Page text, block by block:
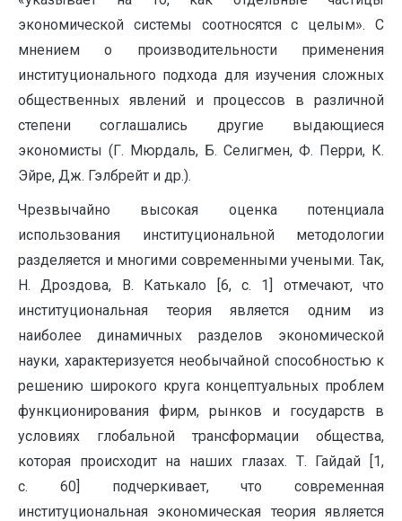
экономической системы соотносятся с целым». С
мнением о производительности применения
институционального подхода для изучения сложных
общественных явлений и процессов в различной
степени соглашались другие выдающиеся
экономисты (Г. Мюрдаль, Б. Селигмен, Ф. Перри, К.
Эйре, Дж. Гэлбрейт и др.).
Чрезвычайно высокая оценка потенциала
использования институциональной методологии
разделяется и многими современными учеными. Так,
Н. Дроздова, В. Катькало [6, с. 1] отмечают, что
институциональная теория является одним из
наиболее динамичных разделов экономической
науки, характеризуется необычайной способностью к
решению широкого круга концептуальных проблем
функционирования фирм, рынков и государств в
условиях глобальной трансформации общества,
которая происходит на наших глазах. Т. Гайдай [1,
с. 60] подчеркивает, что современная
институциональная экономическая теория является